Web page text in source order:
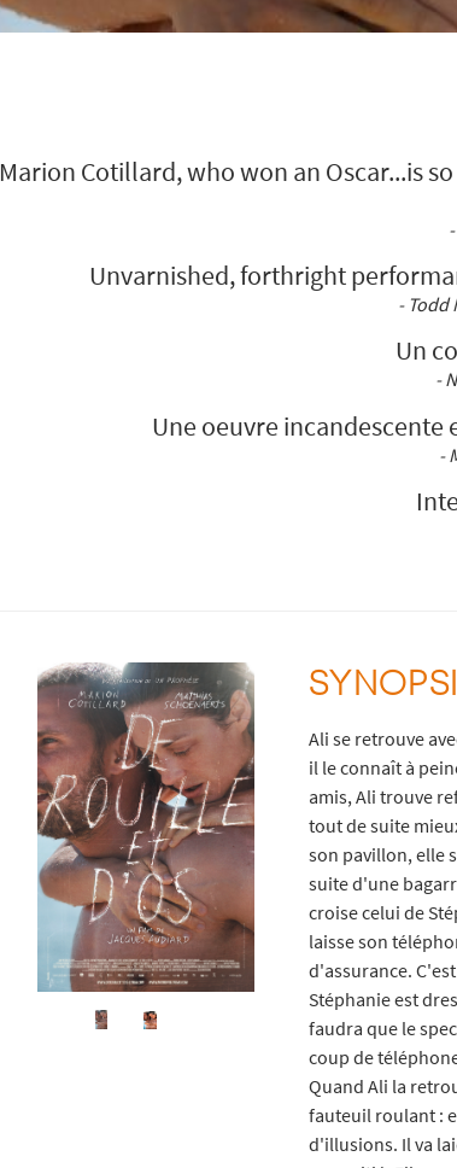
Marion Cotillard, who won an Oscar...is
Unvarnished, forthright
- Todd
Un
-
Une oeuvre
-
Ali se retrouve
il le connaît à
amis, Ali trouve
tout de suite
son pavillon, elle
suite d'une
croise celui de
laisse son
d'assurance.
Stéphanie est
faudra que le
coup de
Quand Ali la
fauteuil roulant :
d'illusions. Il va